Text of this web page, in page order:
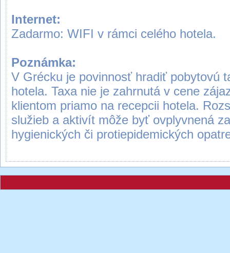
Internet:
Zadarmo: WIFI v rámci celého hotela.
Poznámka:
V Grécku je povinnosť hradiť pobytovú
hotela. Taxa nie je zahrnutá v cene
klientom priamo na recepcii hotela.
služieb a aktivít môže byť ovplyvnená
hygienických či protiepidemických